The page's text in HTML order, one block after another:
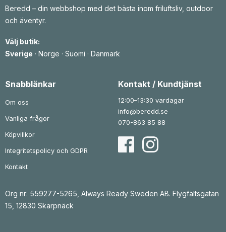
Beredd – din webbshop med det bästa inom friluftsliv, outdoor
och äventyr.
Välj butik:
Sverige · Norge · Suomi · Danmark
Snabblänkar
Om oss
Vanliga frågor
Köpvillkor
Integritetspolicy och GDPR
Kontakt
Kontakt / Kundtjänst
12:00–13:30 vardagar
info@beredd.se
070-863 85 88
Org nr: 559277-5265, Always Ready Sweden AB. Flygfältsgatan
15, 12830 Skarpnäck